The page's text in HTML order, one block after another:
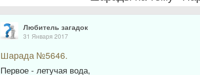
Любитель загадок
31 Января 2017
Шарада №5646.
Первое - летучая вода,